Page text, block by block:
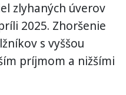
zlyhaných úverov
2025. Zhoršenie
s vyššou
príjmom a nižšími